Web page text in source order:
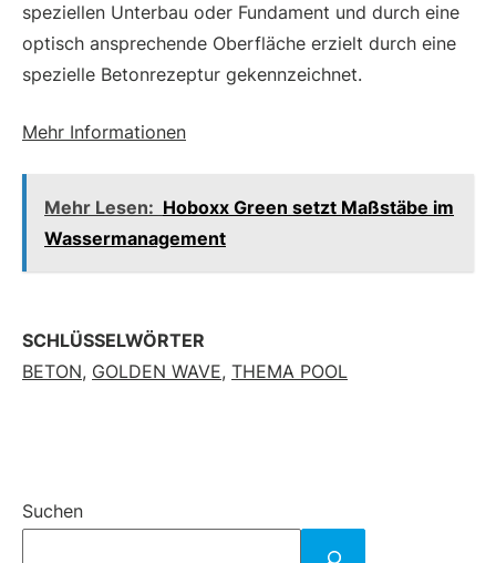
speziellen Unterbau oder Fundament und durch eine
optisch ansprechende Oberfläche erzielt durch eine
spezielle Betonrezeptur gekennzeichnet.
Mehr Informationen
Mehr Lesen: Hoboxx Green setzt Maßstäbe im
Wassermanagement
SCHLÜSSELWÖRTER
BETON, GOLDEN WAVE, THEMA POOL
Suchen